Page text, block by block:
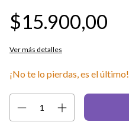
$15.900,00
Ver más detalles
¡No te lo pierdas, es el último!